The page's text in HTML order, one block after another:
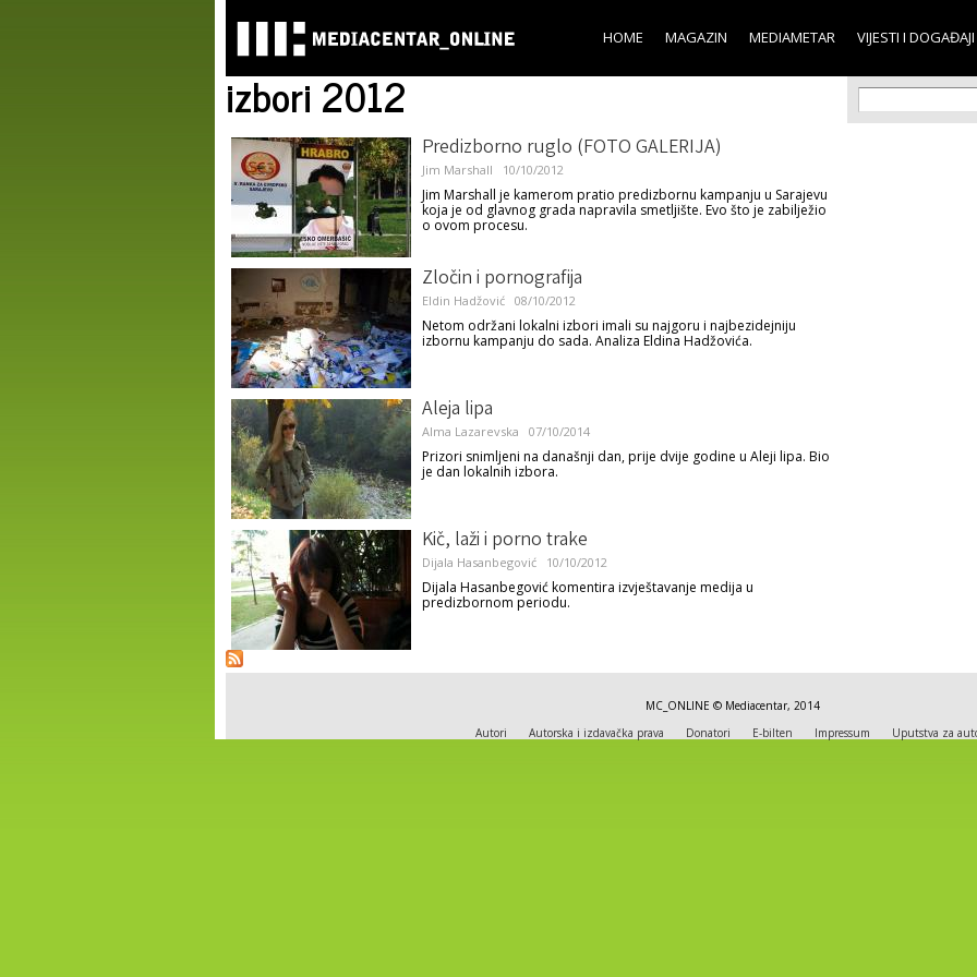
main
content
HOME MAGAZIN MEDIAMETAR VIJESTI I DOGAĐAJI
izbori 2012
Predizborno ruglo (FOTO GALERIJA)
Jim Marshall 10/10/2012
Jim Marshall je kamerom pratio predizbornu kampanju u Sarajevu
koja je od glavnog grada napravila smetljište. Evo što je zabilježio
o ovom procesu.
Zločin i pornografija
Eldin Hadžović 08/10/2012
Netom održani lokalni izbori imali su najgoru i najbezidejniju
izbornu kampanju do sada. Analiza Eldina Hadžovića.
Aleja lipa
Alma Lazarevska 07/10/2014
Prizori snimljeni na današnji dan, prije dvije godine u Aleji lipa. Bio
je dan lokalnih izbora.
Kič, laži i porno trake
Dijala Hasanbegović 10/10/2012
Dijala Hasanbegović komentira izvještavanje medija u
predizbornom periodu.
Search
Search
MC_ONLINE © Mediacentar, 2014
Autori
Autorska i izdavačka prava Donatori E-bilten Impressum Uputstva za